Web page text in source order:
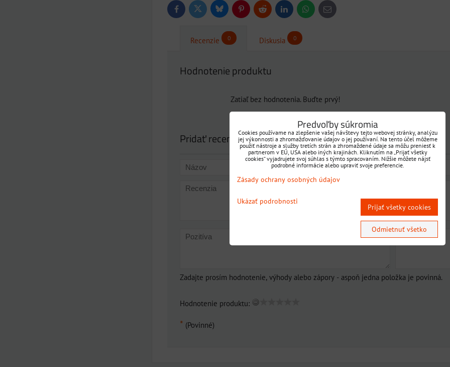
FacebookTwitter BlueskyPinterestReddit LinkedInWhatsApp
E-
mail
Recenzie 0 Diskusia 0
Hodnotenie produktu
Zatiaľ bez hodnotenia. Buďte prvý!
Pridať recenziu
Pridať recenziu
Zadajte prosím hodnotenie, výhody alebo zápory - aspoň jedna položka je povinná.
Hodnotenie produktu:
* (Povinné)
Predvoľby súkromia
Cookies používame na zlepšenie vašej návštevy tejto webovej stránky, analýzu
jej výkonnosti a zhromažďovanie údajov o jej používaní. Na tento účel môžeme
použiť nástroje a služby tretích strán a zhromaždené údaje sa môžu preniesť k
partnerom v EÚ, USA alebo iných krajinách. Kliknutím na „Prijať všetky
cookies“ vyjadrujete svoj súhlas s týmto spracovaním. Nižšie môžete nájsť
podrobné informácie alebo upraviť svoje preferencie.
Zásady ochrany osobných údajov
Ukázať podrobnosti
Prijať všetky cookies
Odmietnuť všetko